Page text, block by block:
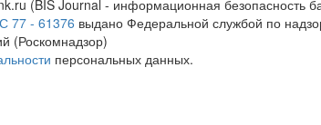
(BIS Journal - информационная безопасность
77 - 61376 выдано Федеральной службой по
(Роскомнадзор)
персональных данных.